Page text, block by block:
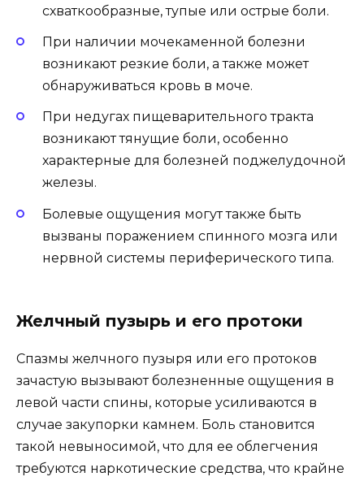
схваткообразные, тупые или острые боли.
При наличии мочекаменной болезни
возникают резкие боли, а также может
обнаруживаться кровь в моче.
При недугах пищеварительного тракта
возникают тянущие боли, особенно
характерные для болезней поджелудочной
железы.
Болевые ощущения могут также быть
вызваны поражением спинного мозга или
нервной системы периферического типа.
Желчный пузырь и его протоки
Спазмы желчного пузыря или его протоков
зачастую вызывают болезненные ощущения в
левой части спины, которые усиливаются в
случае закупорки камнем. Боль становится
такой невыносимой, что для ее облегчения
требуются наркотические средства, что крайне